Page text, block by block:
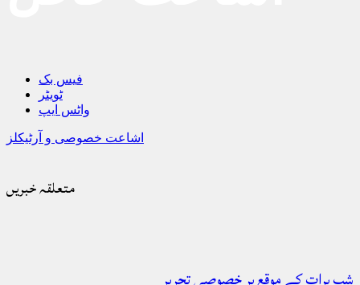
فیس بک
ٹویٹر
واٹس ایپ
اشاعت خصوصی و آرٹیکلز
متعلقہ خبریں